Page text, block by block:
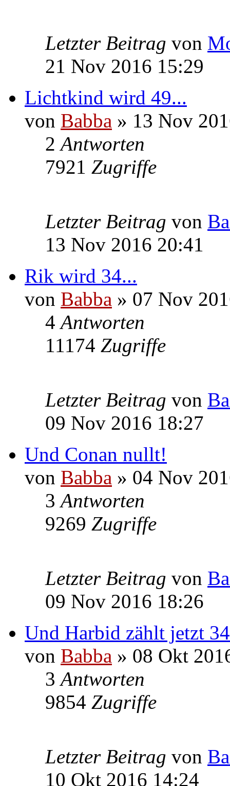
Letzter Beitrag von
21 Nov 2016 15:29
Lichtkind wird 49...
von Babba » 13 Nov
2Antworten
7921 Zugriffe
Letzter Beitrag von
13 Nov 2016 20:41
Rik wird 34...
von Babba » 07 Nov
4Antworten
11174 Zugriffe
Letzter Beitrag von
09 Nov 2016 18:27
Und Conan nullt!
von Babba » 04 Nov
3Antworten
9269 Zugriffe
Letzter Beitrag von
09 Nov 2016 18:26
Und Harbid zählt jetzt
von Babba » 08 Okt
3Antworten
9854 Zugriffe
Letzter Beitrag von
10 Okt 2016 14:24